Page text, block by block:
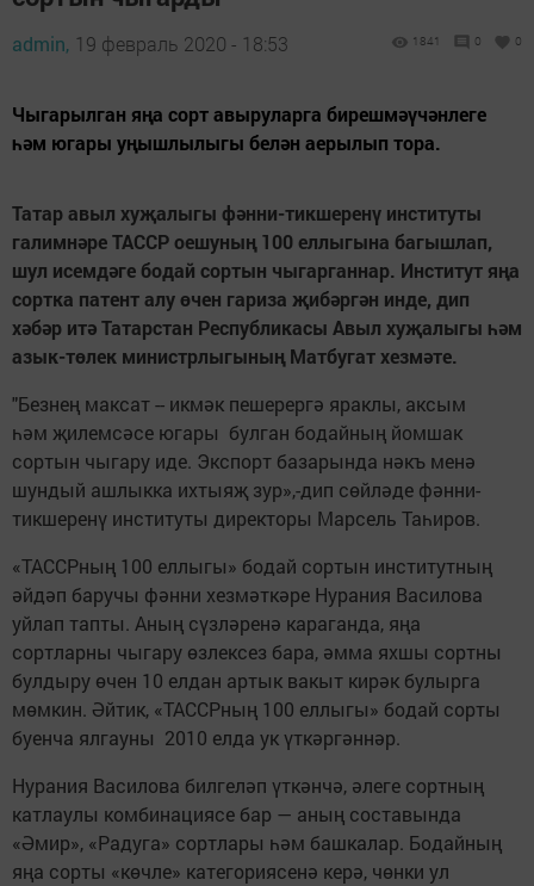
admin, 19 февраль 2020 - 18:53 1841 0 0
Чыгарылган яңа сорт авыруларга бирешмәүчәнлеге
һәм югары уңышлылыгы белән аерылып тора.
Татар авыл хуҗалыгы фәнни-тикшеренү институты
галимнәре ТАССР оешуның 100 еллыгына багышлап,
шул исемдәге бодай сортын чыгарганнар. Институт яңа
сортка патент алу өчен гариза җибәргән инде, дип
хәбәр итә Татарстан Республикасы Авыл хуҗалыгы һәм
азык-төлек министрлыгының Матбугат хезмәте.
"Безнең максат -- икмәк пешерергә яраклы, аксым
һәм җилемсәсе югары булган бодайның йомшак
сортын чыгару иде. Экспорт базарында нәкъ менә
шундый ашлыкка ихтыяҗ зур»,-дип сөйләде фәнни-
тикшеренү институты директоры Марсель Таһиров.
«ТАССРның 100 еллыгы» бодай сортын институтның
әйдәп баручы фәнни хезмәткәре Нурания Василова
уйлап тапты. Аның сүзләренә караганда, яңа
сортларны чыгару өзлексез бара, әмма яхшы сортны
булдыру өчен 10 елдан артык вакыт кирәк булырга
мөмкин. Әйтик, «ТАССРның 100 еллыгы» бодай сорты
буенча ялгауны 2010 елда ук үткәргәннәр.
Нурания Василова билгеләп үткәнчә, әлеге сортның
катлаулы комбинациясе бар — аның составында
«Әмир», «Радуга» сортлары һәм башкалар. Бодайның
яңа сорты «көчле» категориясенә керә, чөнки ул